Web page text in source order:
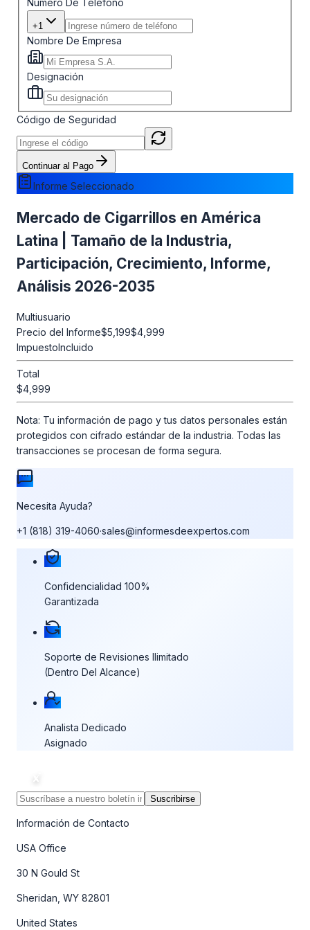
+1
Nombre De Empresa
Designación
Código de Seguridad
Continuar al Pago
Informe Seleccionado
Mercado de Cigarrillos en América
Latina | Tamaño de la Industria,
Participación, Crecimiento, Informe,
Análisis 2026-2035
Multiusuario
Precio del Informe$5,199$4,999
ImpuestoIncluido
Total
$4,999
Nota: Tu información de pago y tus datos personales están
protegidos con cifrado estándar de la industria. Todas las
transacciones se procesan de forma segura.
Necesita Ayuda?
+1 (818) 319-4060·sales@informesdeexpertos.com
Nuestras garantías de compra
Confidencialidad 100%
Garantizada
Soporte de Revisiones Ilimitado
(Dentro Del Alcance)
Analista Dedicado
Asignado
Suscribirse
Información de Contacto
USA Office
30 N Gould St
Sheridan, WY 82801
United States